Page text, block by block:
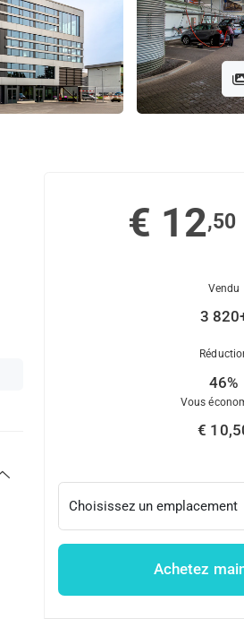
€ 12,50
Vendu
3
46%
Vous
€
Achetez